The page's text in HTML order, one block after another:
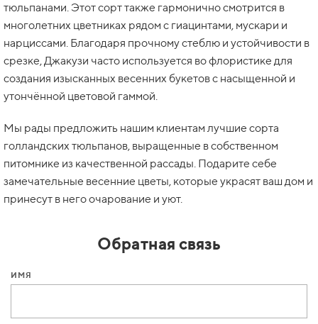
тюльпанами. Этот сорт также гармонично смотрится в
многолетних цветниках рядом с гиацинтами, мускари и
нарциссами. Благодаря прочному стеблю и устойчивости в
срезке, Джакузи часто используется во флористике для
создания изысканных весенних букетов с насыщенной и
утончённой цветовой гаммой.
Мы рады предложить нашим клиентам лучшие сорта
голландских тюльпанов, выращенные в собственном
питомнике из качественной рассады. Подарите себе
замечательные весенние цветы, которые украсят ваш дом и
принесут в него очарование и уют.
Обратная связь
ИМЯ